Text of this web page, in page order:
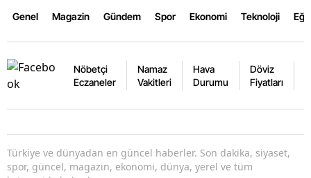
Genel Magazin Gündem Spor Ekonomi Teknoloji
Nöbetçi
Eczaneler
Namaz
Vakitleri
Hava
Durumu
Döviz
Fiyatları
Türkiye ve dünyadan en güncel haberler. Son dakika, siyaset,
spor, güncel, magazin, ekonomi, dünya, yerel ve tüm